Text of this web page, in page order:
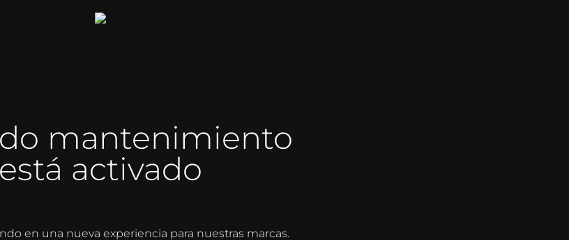
mantenimiento
está activado
en una nueva experiencia para nuestras marcas.